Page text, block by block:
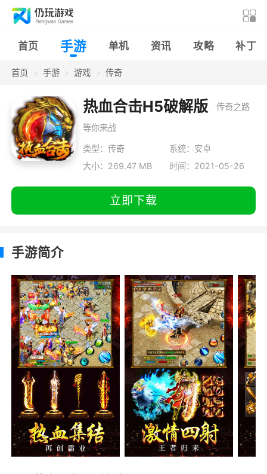
首页 手游 单机 资讯 攻略 补丁
首页 手游 游戏 传奇
热血合击H5破解版 传奇之路
等你来战
类型：传奇
系统：安卓
大小：269.47 MB
时间：2021-05-26
立即下载
手游简介